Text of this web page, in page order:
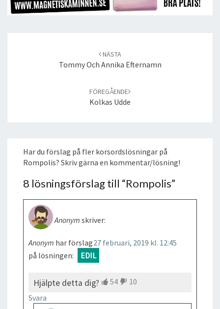
NÄSTA
Tommy Och Annika Efternamn
FÖREGÅENDE
Kolkas Udde
Har du förslag på fler korsordslösningar på
Rompolis? Skriv gärna en kommentar/lösning!
8 lösningsförslag till “Rompolis”
Anonym skriver:
27 februari, 2019 kl. 12:45
Anonym har förslag
på lösningen:
EDIL
Hjälpte detta dig? 54
10
Svara